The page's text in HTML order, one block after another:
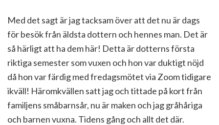
Med det sagt är jag tacksam över att det nu är dags
för besök från äldsta dottern och hennes man. Det är
så härligt att ha dem här! Detta är dotterns första
riktiga semester som vuxen och hon var duktigt nöjd
då hon var färdig med fredagsmötet via Zoom tidigare
ikväll! Häromkvällen satt jag och tittade på kort från
familjens småbarnsår, nu är maken och jag gråhåriga
och barnen vuxna. Tidens gång och allt det där.